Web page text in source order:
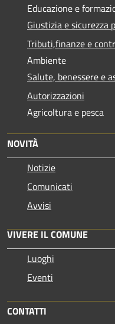
Educazione e
Giustizia e sicurezza
Tributi,finanze e
Ambiente
Salute, benessere e
Autorizzazioni
Agricoltura e pesca
NOVITÀ
Notizie
Comunicati
Avvisi
VIVERE IL COMUNE
Luoghi
Eventi
CONTATTI